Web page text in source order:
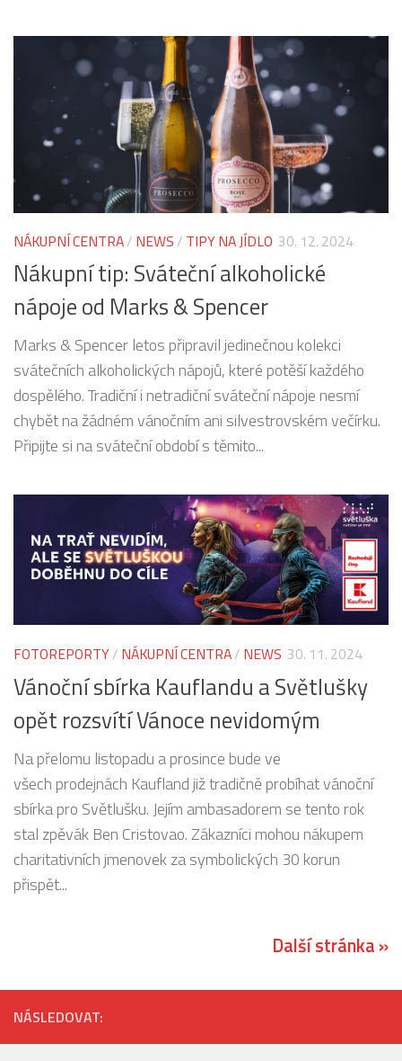
NÁKUPNÍ CENTRA/ NEWS / TIPY NA JÍDLO 30. 12. 2024
Nákupní tip: Sváteční alkoholické
nápoje od Marks & Spencer
Marks & Spencer letos připravil jedinečnou kolekci
svátečních alkoholických nápojů, které potěší každého
dospělého. Tradiční i netradiční sváteční nápoje nesmí
chybět na žádném vánočním ani silvestrovském večírku.
Připijte si na sváteční období s těmito...
FOTOREPORTY/ NÁKUPNÍ CENTRA/ NEWS 30. 11. 2024
Vánoční sbírka Kauflandu a Světlušky
opět rozsvítí Vánoce nevidomým
Na přelomu listopadu a prosince bude ve
všech prodejnách Kaufland již tradičně probíhat vánoční
sbírka pro Světlušku. Jejím ambasadorem se tento rok
stal zpěvák Ben Cristovao. Zákazníci mohou nákupem
charitativních jmenovek za symbolických 30 korun
přispět...
Další stránka »
NÁSLEDOVAT: